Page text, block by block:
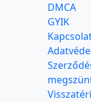
DMCA
GYIK